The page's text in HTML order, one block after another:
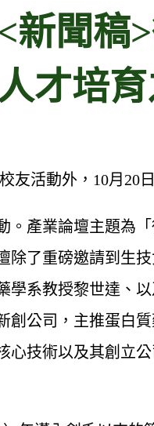
新聞稿
人才培
友活動外，10月
產業論壇主題為
了重磅邀請到生
系教授黎世達、
公司，主推蛋白
技術以及其創立